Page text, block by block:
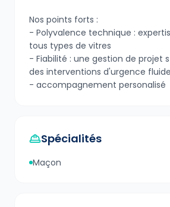
Nos points forts :
- Polyvalence technique :
tous types de vitres
- Fiabilité : une gestion de projet
des interventions d'urgence fluide
- accompagnement personalisé
Spécialités
Maçon